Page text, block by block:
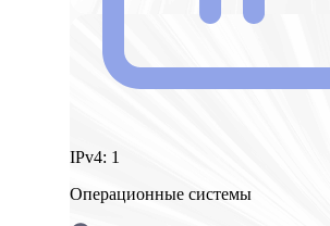
IPv4: 1
Операционные системы